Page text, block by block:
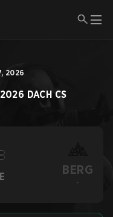
2026
2026 DACH CS
BERG
-